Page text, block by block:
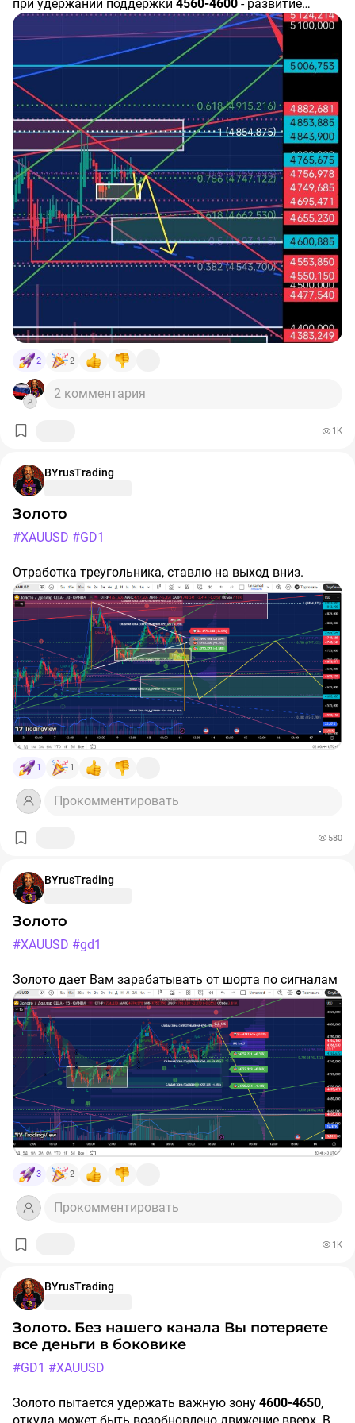
исходя из ценовой разницы между XAUUSD и
доступным для работы на ММВБ фьючерсом GDM6,
обратите внимание на плавающий спред, с учетом
указанного лучше следить за графиком XAUUSD и
торговать GDM6 одномоментно с достижением
уровней по XAUUSD во избежание путаницы (либо
торгуйте непосредственно фьючерсом золота в
долларах XAUUSD).
при удержании поддержки 4560-4600 - развитие
бычьего сетапа к верху канала 4920(расширение до
зоны5250), при сломе поддержки развитие движения
к низу канала3850-4100 (расширение до зоны3700).
2 2
2 комментария
1K
BYrusTrading
Золото
#XAUUSD #GD1
Отработка треугольника, ставлю на выход вниз.
1 1
Прокомментировать
580
BYrusTrading
Золото
#XAUUSD #gd1
Золото дает Вам зарабатывать от шорта по сигналам
3 2
Прокомментировать
1K
BYrusTrading
Золото. Без нашего канала Вы потеряете
все деньги в боковике
#GD1 #XAUUSD
Золото пытается удержать важную зону 4600-4650,